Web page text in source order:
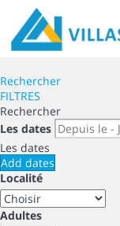
Rechercher
FILTRES
Rechercher
Les dates
Les dates
Add dates
Localité
Adultes